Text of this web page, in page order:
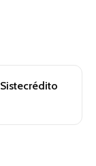
Sistecrédito